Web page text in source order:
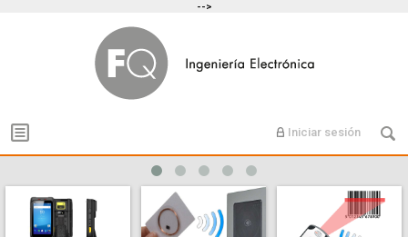
-->
Iniciar sesión